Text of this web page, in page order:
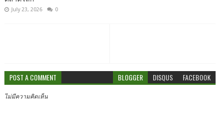
July 23, 2026 0
POST A COMMENT BLOGGER DISQUS FACEBOOK
ไม่มีความคิดเห็น